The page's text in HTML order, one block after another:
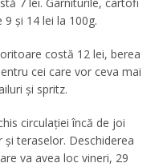
7 lei. Garniturile, cartofi
și 14 lei la 100g.
costă 12 lei, berea
cei care vor ceva mai
și spritz.
circulației încă de joi
teraselor. Deschiderea
va avea loc vineri, 29